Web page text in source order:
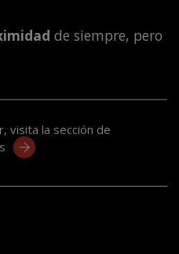
de siempre, pero
visita la sección de